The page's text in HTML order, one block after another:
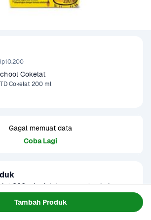
Tambah Produk
Cokelat
Cokelat 200 ml
Gagal memuat data
Coba Lagi
200 ml adalah susu pertumbuhan
Mengandung kalsium tinggi, 12